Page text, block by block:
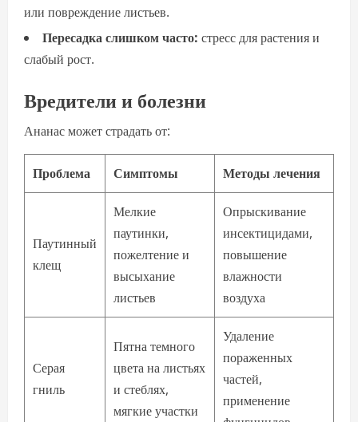
или повреждение листьев.
Пересадка слишком часто: стресс для растения и
слабый рост.
Вредители и болезни
Ананас может страдать от:
Проблема Симптомы Методы лечения
Паутинный
клещ
Мелкие
паутинки,
пожелтение и
высыхание
листьев
Опрыскивание
инсектицидами,
повышение
влажности
воздуха
Серая
гниль
Пятна темного
цвета на листьях
и стеблях,
мягкие участки
Удаление
пораженных
частей,
применение